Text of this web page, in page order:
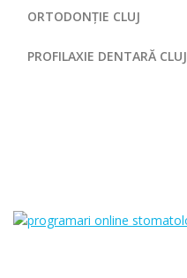
ORTODONȚIE CLUJ
PROFILAXIE DENTARĂ CLUJ